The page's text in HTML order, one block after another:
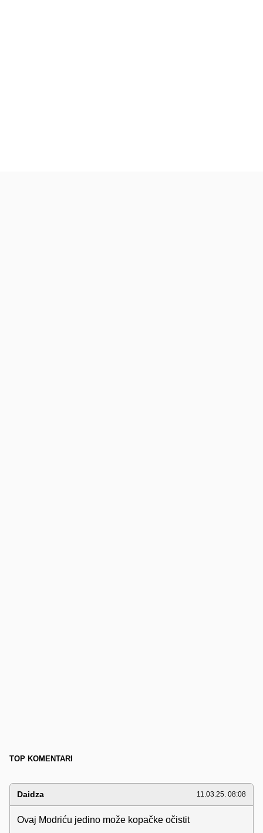
TOP KOMENTARI
Daidza 11.03.25. 08:08
Ovaj Modriću jedino može kopačke očistit